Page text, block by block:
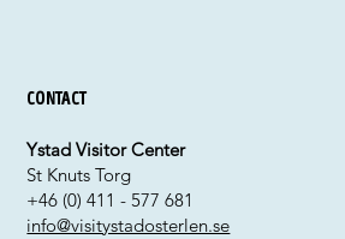
Contact
Ystad Visitor Center
St Knuts Torg
+46 (0) 411 - 577 681
info@visitystadosterlen.se